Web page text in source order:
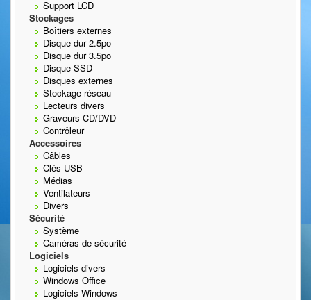
Support LCD
Stockages
Boîtiers externes
Disque dur 2.5po
Disque dur 3.5po
Disque SSD
Disques externes
Stockage réseau
Lecteurs divers
Graveurs CD/DVD
Contrôleur
Accessoires
Câbles
Clés USB
Médias
Ventilateurs
Divers
Sécurité
Système
Caméras de sécurité
Logiciels
Logiciels divers
Windows Office
Logiciels Windows